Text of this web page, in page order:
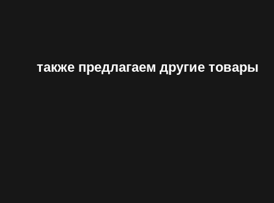
также предлагаем другие товары